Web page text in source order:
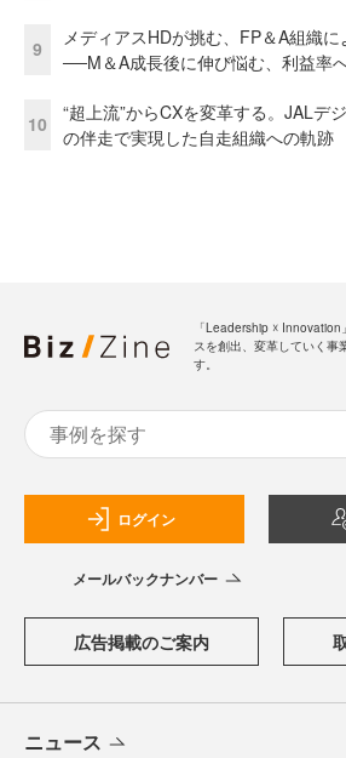
9
メディアスHDが挑む、FP＆A組織
──M＆A成長後に伸び悩む、利益率
10
“超上流”からCXを変革する。JALデ
の伴走で実現した自走組織への軌跡
スを創出、変革していく
す。
ログイン
メールバックナンバー
広告掲載のご案内
ニュース